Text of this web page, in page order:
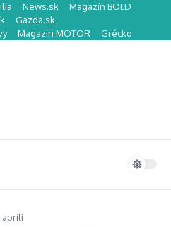
News.sk
Magazín BOLD
Gazda.sk
Magazín MOTOR Grécko
apríli